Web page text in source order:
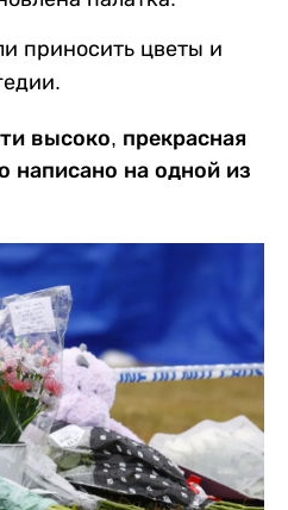
приносить цветы и
высоко, прекрасная
написано на одной из